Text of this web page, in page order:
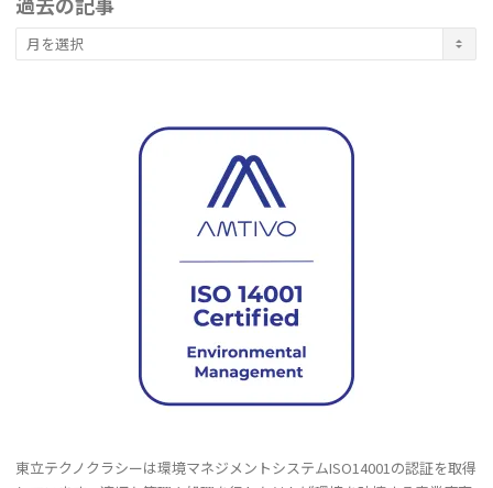
去
東立テクノクラシーは環境マネジメントシステムISO14001の認証を取得